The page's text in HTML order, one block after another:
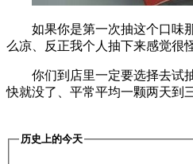
如果你是第一次抽这个口味
么凉、反正我个人抽下来感觉很
你们到店里一定要选择去试
快就没了、平常平均一颗两天到
历史上的今天